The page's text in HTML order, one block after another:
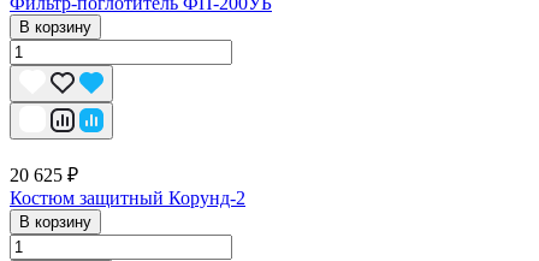
В корзину
20 625 ₽
Костюм защитный Корунд-2
В корзину